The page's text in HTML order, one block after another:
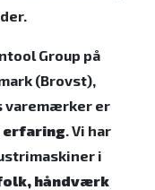
Group på
(Brovst),
varemærker er
erfaring. Vi har
i
håndværk